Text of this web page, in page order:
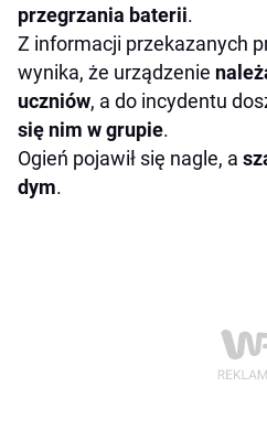
przegrzania baterii.
Z informacji przekazanych
wynika, że urządzenie
uczniów, a do incydentu
się nim w grupie.
Ogień pojawił się nagle, a
dym.